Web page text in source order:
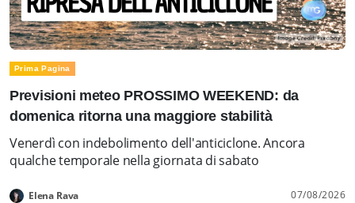
Prima Pagina
Previsioni meteo PROSSIMO WEEKEND: da
domenica ritorna una maggiore stabilità
Venerdì con indebolimento dell'anticiclone. Ancora
qualche temporale nella giornata di sabato
Elena Rava 07/08/2026